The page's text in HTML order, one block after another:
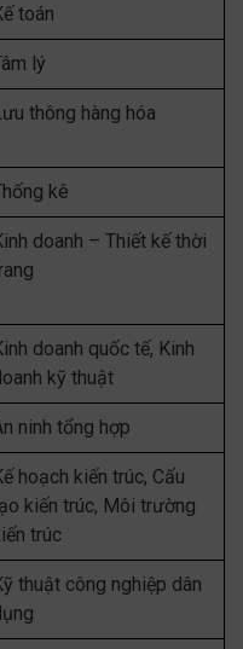
toán
lý
thông hàng hóa
kê
doanh – Thiết kế thời
doanh quốc tế, Kinh
kỹ thuật
ninh tổng hợp
hoạch kiến trúc, Cấu
kiến trúc, Môi trường
trúc
thuật công nghiệp dân